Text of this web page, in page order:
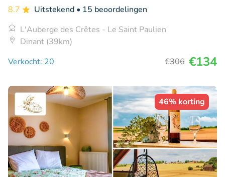
8.7 Uitstekend • 15 beoordelingen
L'Auberge des Crêtes - Le Saint Paulien
Dinant (39km)
Verkocht: 20
€306 €134
46% korting